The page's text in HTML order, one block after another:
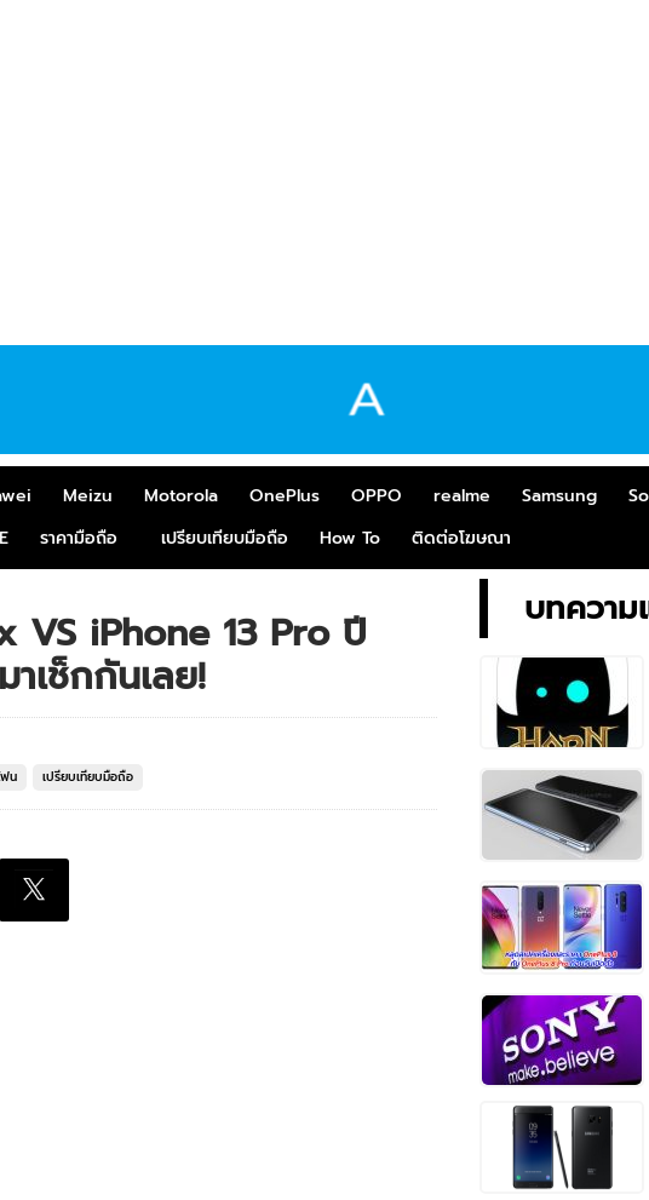
Meizu Motorola OnePlus OPPO realme Samsung
ราคามือถือ เปรียบเทียบมือถือ How To ติดต่อโฆษณา
VS iPhone 13 Pro ปี
เช็กกันเลย!
ฟน เปรียบเทียบมือถือ
บทความ